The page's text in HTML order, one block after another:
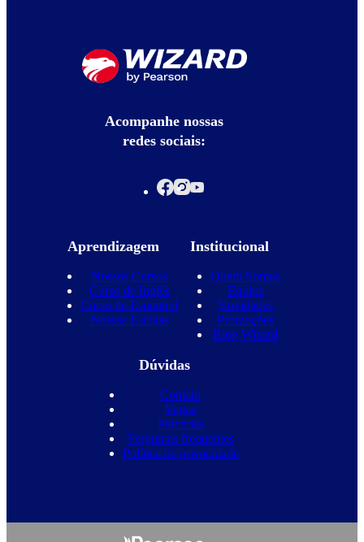
Acompanhe nossas
redes sociais:
Aprendizagem
Nossos Cursos
Curso de Inglês
Curso de Espanhol
Nossas Escolas
Institucional
Quem Somos
Equipe
Novidades
Promoções
Blog Wizard
Dúvidas
Contato
Vagas
Parcerias
Perguntas frequentes
Política de privacidade